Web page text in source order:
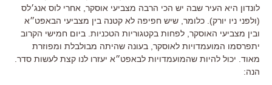
לונדון היא העיר שבה יש הכי הרבה מצביעי אוסקר, אחרי לוס אנג׳לס
(ולפני ניו יורק). כלומר, שיש חפיפה לא קטנה בין מצביעי הבאפט״א
ובין מצביעי האוסקר, לפחות בקטגוריות הטכניות. ביום חמישי הקרוב
יתפרסמו המועמדויות לאוסקר, בעונה שהיתה מבולבלת ומפוזרת
מאוד. יכול להיות שהמועמדויות לבאפט״א יעזרו לנו קצת לעשות סדר.
הנה: